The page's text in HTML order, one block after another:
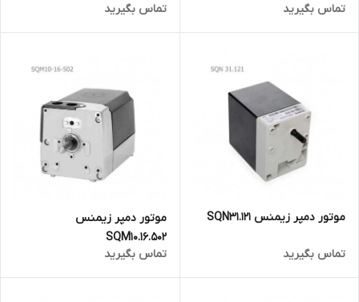
تماس بگیرید تماس بگیرید
موتور دمپر زیمنس SQN31.121
تماس بگیرید
موتور دمپر زیمنس
SQM10.16.502
تماس بگیرید